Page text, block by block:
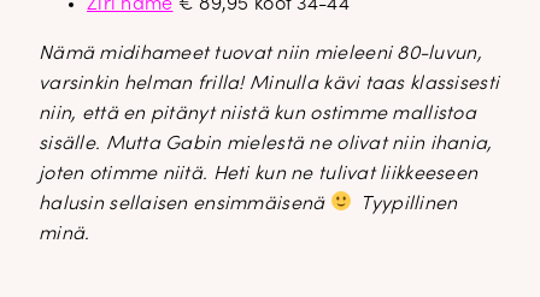
Ziri hame € 89,95 koot 34-44
Nämä midihameet tuovat niin mieleeni 80-luvun,
varsinkin helman frilla! Minulla kävi taas klassisesti
niin, että en pitänyt niistä kun ostimme mallistoa
sisälle. Mutta Gabin mielestä ne olivat niin ihania,
joten otimme niitä. Heti kun ne tulivat liikkeeseen
halusin sellaisen ensimmäisenä
Tyypillinen
minä.